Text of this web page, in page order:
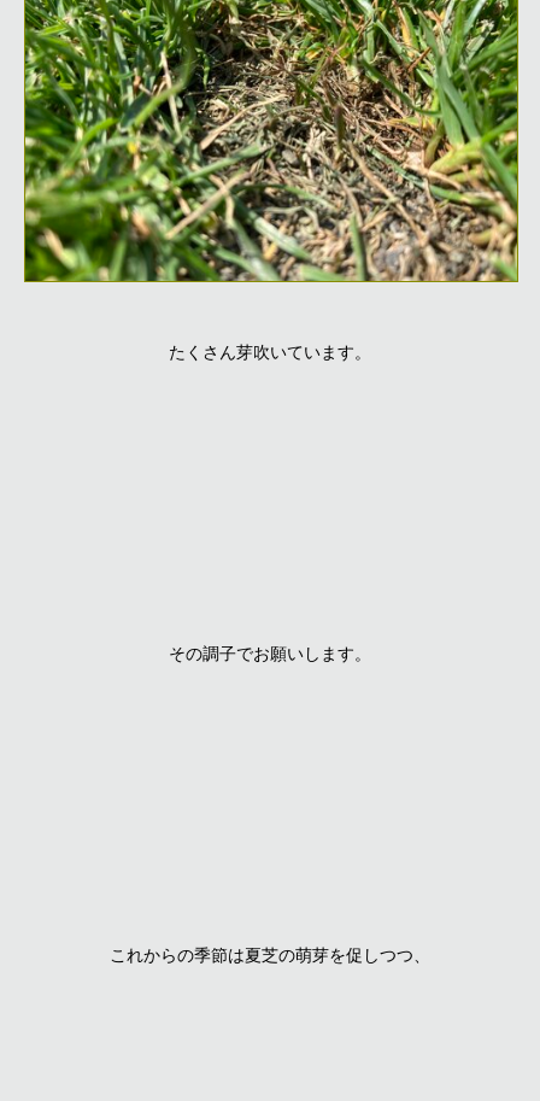
たくさん芽吹いています。
その調子でお願いします。
これからの季節は夏芝の萌芽を促しつつ、